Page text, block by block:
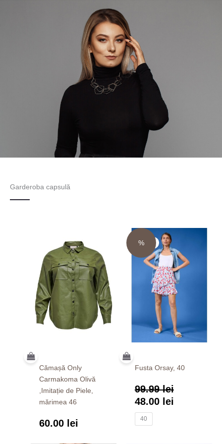
Garderoba capsulă
Cămașă Only
Carmakoma Olivă
,Imitație de Piele,
mărimea 46
60.00 lei
%Sale!
Fusta Orsay, 40
99.99lei
Prețul
inițial
a
fost:
99.99 lei.
48.00 lei
este:
48.00 lei.
40